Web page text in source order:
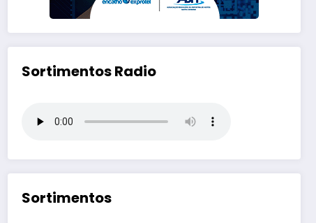
Sortimentos Radio
Sortimentos